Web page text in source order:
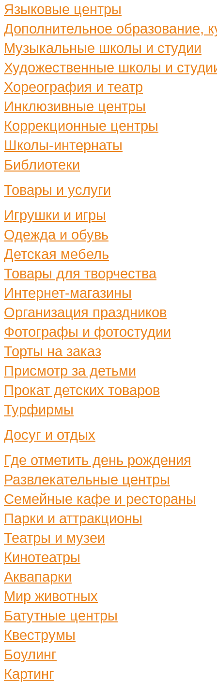
Языковые центры
Дополнительное образование,
Музыкальные школы и студии
Художественные школы и
Хореография и театр
Инклюзивные центры
Коррекционные центры
Школы-интернаты
Библиотеки
Товары и услуги
Игрушки и игры
Одежда и обувь
Детская мебель
Товары для творчества
Интернет-магазины
Организация праздников
Фотографы и фотостудии
Торты на заказ
Присмотр за детьми
Прокат детских товаров
Турфирмы
Досуг и отдых
Где отметить день рождения
Развлекательные центры
Семейные кафе и рестораны
Парки и аттракционы
Театры и музеи
Кинотеатры
Аквапарки
Мир животных
Батутные центры
Квеструмы
Боулинг
Картинг